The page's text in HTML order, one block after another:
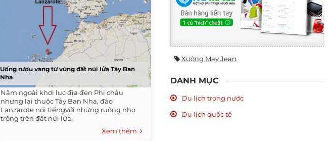
Uống rượu vang từ vùng đất núi lửa Tây Ban
Nha
Nằm ngoài khơi lục địa đen Phi châu
nhưng lại thuộc Tây Ban Nha, đảo
Lanzarote nổi tiếngvới những ruộng nho
trồng trên đất núi lửa.
Xem thêm
Xưởng May Jean
DANH MỤC
Du lịch trong nước
Du lịch quốc tế